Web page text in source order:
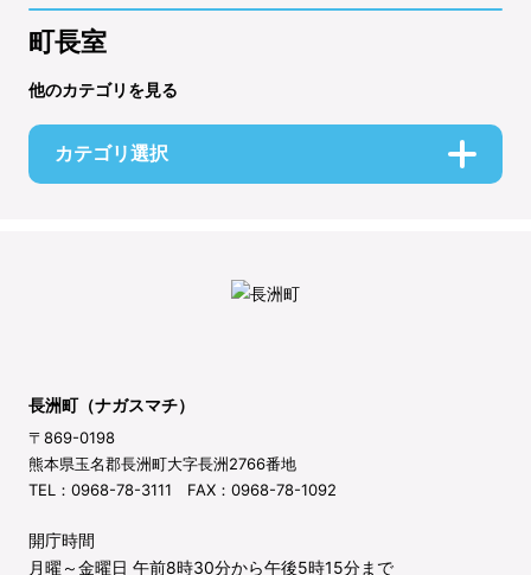
町長室
他のカテゴリを見る
カテゴリ選択
長洲町（ナガスマチ）
〒869-0198
熊本県玉名郡長洲町大字長洲2766番地
TEL：0968-78-3111 FAX：0968-78-1092
開庁時間
月曜～金曜日 午前8時30分から午後5時15分まで